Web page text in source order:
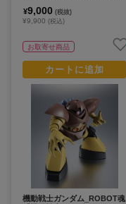
国パイロットスーツVer．)
¥9,000 (税抜)
¥9,900 (税込)
お取寄せ商品
カートに追加
機動戦士ガンダム_ROBOT魂